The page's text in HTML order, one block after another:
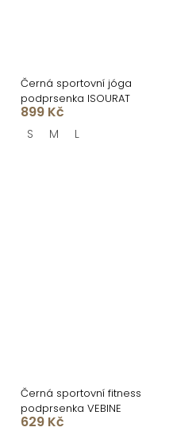
Černá sportovní jóga
podprsenka ISOURAT
899 Kč
S M L
Černá sportovní fitness
podprsenka VEBINE
629 Kč